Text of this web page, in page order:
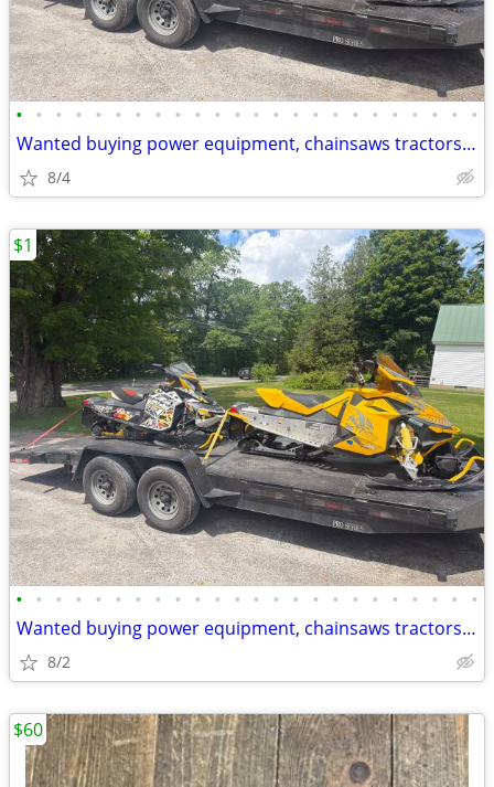
• • • • • • • • • • • • • • • • • • • • • • • •
Wanted buying power equipment, chainsaws tractors ATV snowmobiles etc
8/4
• • • • • • • • • • • • • • • • • • • • • • • •
Wanted buying power equipment, chainsaws tractors ATV snowmobiles etc
8/2
$1
$60